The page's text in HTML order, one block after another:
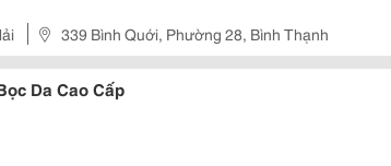
Dụng Như Ghế Tiếp Khách...
339 Bình Quới, Phường 28, Bình Thạnh
Da Cao Cấp